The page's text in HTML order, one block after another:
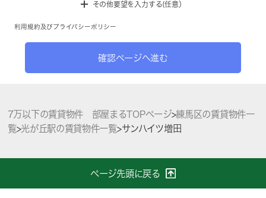
その他要望を入力する(任意）
利用規約 及び プライバシーポリシー
確認ページへ進む
7万以下の賃貸物件 部屋まるTOPページ>練馬区の賃貸物件一
覧>光が丘駅の賃貸物件一覧>サンハイツ増田
ページ先頭に戻る